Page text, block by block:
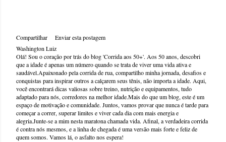
Compartilhar
Enviar esta postagem
Washington Luiz
Olá! Sou o coração por trás do blog 'Corrida aos 50+'. Aos 50 anos, descobri
que a idade é apenas um número quando se trata de viver uma vida ativa e
saudável.Apaixonado pela corrida de rua, compartilho minha jornada, desafios e
conquistas para inspirar outros a calçarem seus tênis, não importa a idade. Aqui,
você encontrará dicas valiosas sobre treino, nutrição e equipamentos, tudo
adaptado para nós, corredores na melhor idade.Mais do que um blog, este é um
espaço de motivação e comunidade. Juntos, vamos provar que nunca é tarde para
começar a correr, superar limites e viver cada dia com mais energia e
alegria.Junte-se a mim nesta maratona chamada vida. Afinal, a verdadeira corrida
é contra nós mesmos, e a linha de chegada é uma versão mais forte e feliz de
quem somos. Vamos lá, o asfalto nos espera!